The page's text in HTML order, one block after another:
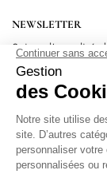
NEWSLETTER
Suivez l’actualité
surprises.
En vous
des données